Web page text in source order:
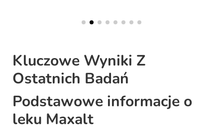
Kluczowe Wyniki Z
Ostatnich Badań
Podstawowe informacje o
leku Maxalt